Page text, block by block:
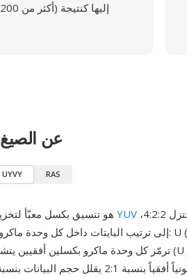
إليها كنتيجة (أكثر من 200 صيغة مدعومة)
عن الصيغ
UYVY RAS
YUV